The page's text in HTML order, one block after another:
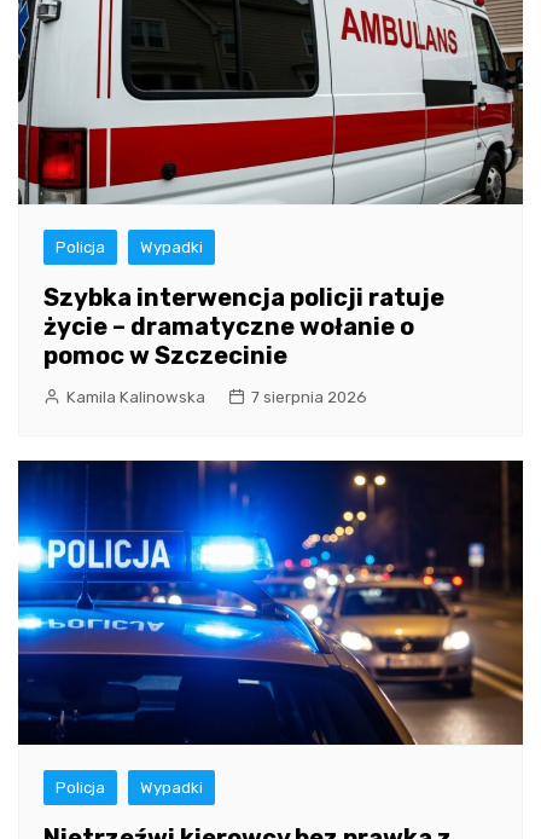
Policja Wypadki
Szybka interwencja policji ratuje
życie – dramatyczne wołanie o
pomoc w Szczecinie
Kamila Kalinowska 7 sierpnia 2026
Policja Wypadki